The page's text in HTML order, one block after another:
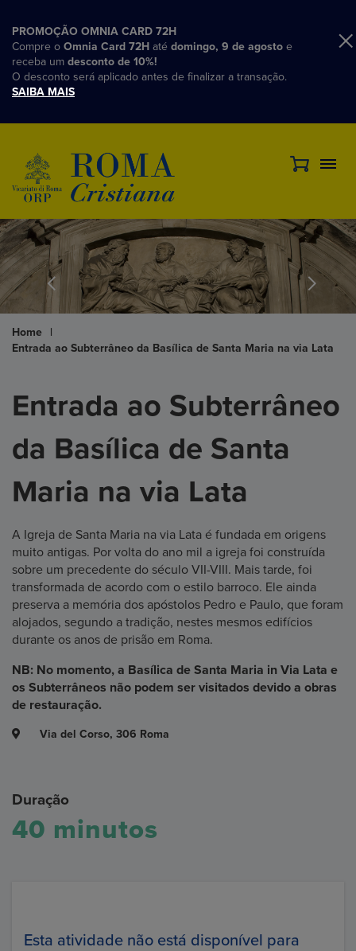
PROMOÇÃO OMNIA CARD 72H
Compre o Omnia Card 72H até domingo, 9 de agosto e
receba um desconto de 10%!
O desconto será aplicado antes de finalizar a transação.
SAIBA MAIS
Home
|
Entrada ao Subterrâneo da Basílica de Santa Maria na via Lata
Entrada ao Subterrâneo
da Basílica de Santa
Maria na via Lata
A Igreja de Santa Maria na via Lata é fundada em origens
muito antigas. Por volta do ano mil a igreja foi construída
sobre um precedente do século VII-VIII. Mais tarde, foi
transformada de acordo com o estilo barroco. Ele ainda
preserva a memória dos apóstolos Pedro e Paulo, que foram
alojados, segundo a tradição, nestes mesmos edifícios
durante os anos de prisão em Roma.
NB: No momento, a Basílica de Santa Maria in Via Lata e
os Subterrâneos não podem ser visitados devido a obras
de restauração.
Via del Corso, 306 Roma
Duração
40 minutos
Esta atividade não está disponível para